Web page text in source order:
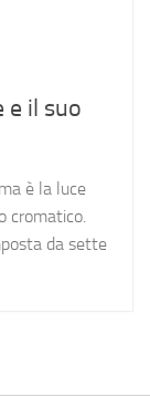
e il suo
è la luce
cromatico.
da sette